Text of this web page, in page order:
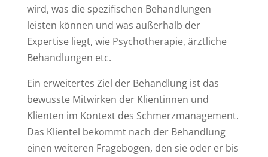
wird, was die spezifischen Behandlungen
leisten können und was außerhalb der
Expertise liegt, wie Psychotherapie, ärztliche
Behandlungen etc.
Ein erweitertes Ziel der Behandlung ist das
bewusste Mitwirken der Klientinnen und
Klienten im Kontext des Schmerzmanagement.
Das Klientel bekommt nach der Behandlung
einen weiteren Fragebogen, den sie oder er bis